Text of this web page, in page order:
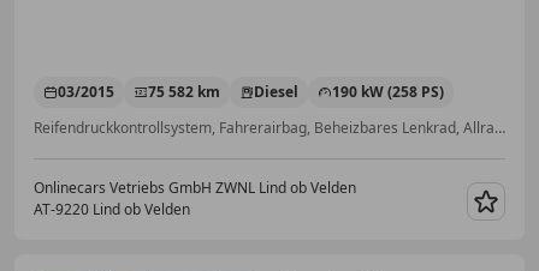
03/2015 75 582 km Diesel
190 kW (258 PS)
Reifendruckkontrollsystem, Fahrerairbag, Beheizbares Lenkrad, Allrad, Elektrische Sitze, Sitzheizung, Totwinkel-Assistent, Getönte Scheiben
Onlinecars Vetriebs GmbH ZWNL Lind ob Velden
AT-9220 Lind ob Velden